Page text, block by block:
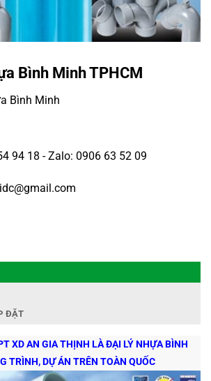
Bình Minh TPHCM
Bình Minh
94 18 - Zalo: 0906 63 52 09
ĐẶT
XD AN GIA THỊNH LÀ ĐẠI LÝ NHỰA BÌNH
TRÌNH, DỰ ÁN TRÊN TOÀN QUỐC